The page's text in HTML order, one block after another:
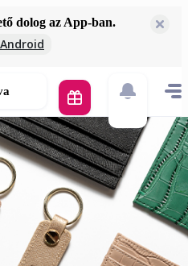
dolog az App-ban.
Android
perc